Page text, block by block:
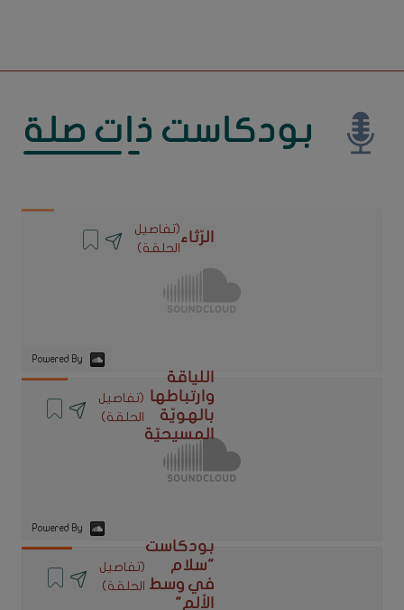
بودكاست ذات صلة
الرّثاء
(تفاصيل
الحلقة)
Powered By
اللياقة
وارتباطها
بالهويّة
المسيحيّة
(تفاصيل
الحلقة)
Powered By
بودكاست
"سلام
في وسط
الألم"
(تفاصيل
الحلقة)